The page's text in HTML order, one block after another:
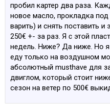
пробил картер два раза.
новое масло, прокладка под
варить) и снять поставить
250€ +- за раз. Я с этой
недель. Ниже? Да ниже. Но
еду только на воздушном
абсолютный musthave для
двиглом, который стоит
сезон на ветер по 500€